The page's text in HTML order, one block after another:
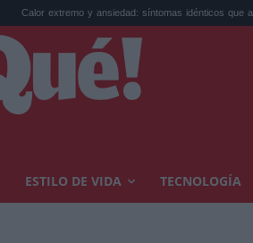
extremo y ansiedad: síntomas idénticos que a... El
ESTILO DE VIDA TECNOLOGÍA